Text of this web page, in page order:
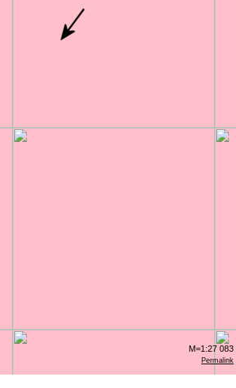
Permalink
M=1:27 083